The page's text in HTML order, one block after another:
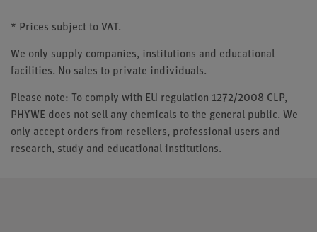
* Prices subject to VAT.
We only supply companies, institutions and educational
facilities. No sales to private individuals.
Please note: To comply with EU regulation 1272/2008 CLP,
PHYWE does not sell any chemicals to the general public. We
only accept orders from resellers, professional users and
research, study and educational institutions.